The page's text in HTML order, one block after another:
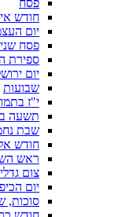
פסח
חודש
יום
פסח שני
ספירת
יום
שבועות
י"ז
תשעה
שבת
חודש
ראש
צום
יום
סוכות,